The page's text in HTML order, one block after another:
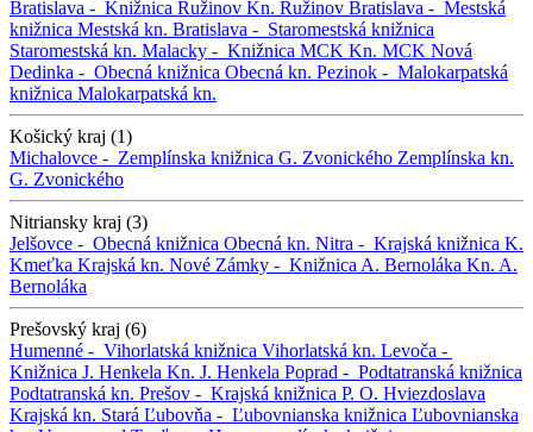
Bratislava - Knižnica Ružinov Kn. Ružinov Bratislava - Mestská
knižnica Mestská kn. Bratislava - Staromestská knižnica
Staromestská kn. Malacky - Knižnica MCK Kn. MCK Nová
Dedinka - Obecná knižnica Obecná kn. Pezinok - Malokarpatská
knižnica Malokarpatská kn.
Košický kraj (1)
Michalovce - Zemplínska knižnica G. Zvonického Zemplínska kn.
G. Zvonického
Nitriansky kraj (3)
Jelšovce - Obecná knižnica Obecná kn. Nitra - Krajská knižnica K.
Kmeťka Krajská kn. Nové Zámky - Knižnica A. Bernoláka Kn. A.
Bernoláka
Prešovský kraj (6)
Humenné - Vihorlatská knižnica Vihorlatská kn. Levoča -
Knižnica J. Henkela Kn. J. Henkela Poprad - Podtatranská knižnica
Podtatranská kn. Prešov - Krajská knižnica P. O. Hviezdoslava
Krajská kn. Stará Ľubovňa - Ľubovnianska knižnica Ľubovnianska